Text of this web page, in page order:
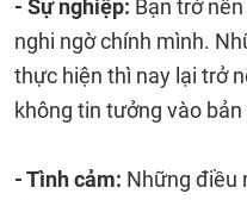
- Sự nghiệp: Bạn trở
nghi ngờ chính mình.
thực hiện thì nay lại trở
không tin tưởng vào
- Tình cảm: Những điều